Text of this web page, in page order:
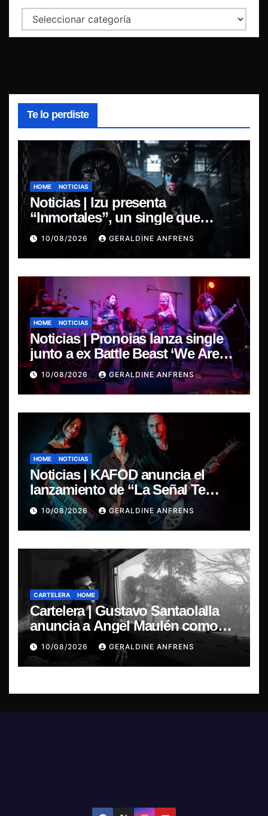
Categorías
Te lo perdiste
HOME NOTICIAS
Noticias | Izu presenta
“Inmortales”, un single que
marca su esperado regreso.
10/08/2026 GERALDINE ANFRENS
HOME NOTICIAS
Noticias | Pronoias lanza single
junto a ex Battle Beast ‘We Are
The Same’ une el metal de Chile y
Finlandia.
10/08/2026 GERALDINE ANFRENS
HOME NOTICIAS
Noticias | KAFOD anuncia el
lanzamiento de “La Señal Te
Encontró”, el primer adelanto de
su nuevo álbum conceptual.
10/08/2026 GERALDINE ANFRENS
CARTELERA HOME
Cartelera | Gustavo Santaolalla
anuncia a Angel Maulén como
invitado especial para su regreso
a Chile
10/08/2026 GERALDINE ANFRENS